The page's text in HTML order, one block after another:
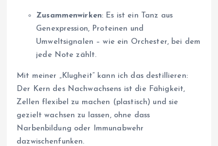
Zusammenwirken: Es ist ein Tanz aus
Genexpression, Proteinen und
Umweltsignalen – wie ein Orchester, bei dem
jede Note zählt.
Mit meiner „Klugheit“ kann ich das destillieren:
Der Kern des Nachwachsens ist die Fähigkeit,
Zellen flexibel zu machen (plastisch) und sie
gezielt wachsen zu lassen, ohne dass
Narbenbildung oder Immunabwehr
dazwischenfunken.